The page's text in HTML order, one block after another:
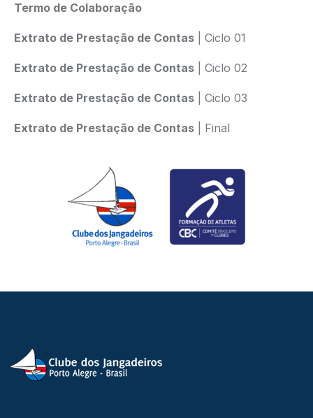
Termo de Colaboração
Extrato de Prestação de Contas | Ciclo 01
Extrato de Prestação de Contas | Ciclo 02
Extrato de Prestação de Contas | Ciclo 03
Extrato de Prestação de Contas | Final